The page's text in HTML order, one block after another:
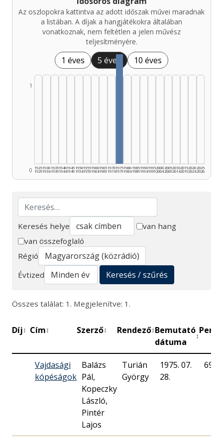
Az oszlopokra kattintva az adott időszak művei maradnak
a listában. A díjak a hangjátékokra általában
vonatkoznak, nem feltétlen a jelen művész
teljesítményére.
1 éves 5 éves 10 éves
0
1
1925
1929
1930
1934
1935
1939
1940
1944
1945
1949
1950
1954
1955
1959
1960
1964
1965
1969
1970
1974
1975
1979
1980
1984
1985
1989
1990
1994
1995
1999
2000
2004
2005
2009
2010
2014
2015
2019
2020
2024
2025
2026
Keresés
Keresés helye
van hang
van összefoglaló
Régió
Évtized
Keresés / szűrés
Összes találat: 1. Megjelenítve: 1.
Díj↕ Cím↕ Szerző↕ Rendező↕Bemutató
dátuma
↕
Perc
Vajdasági
kópéságok
Balázs
Pál,
Kopeczky
László,
Pintér
Lajos
Turián
György
1975. 07.
28.
69